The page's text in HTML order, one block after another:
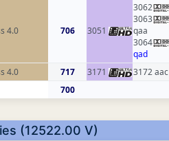
4.0 706 3051
3062
3063
qaa
3064
qad
4.0 717 3171 3172 aac
700
(12522.00 V)